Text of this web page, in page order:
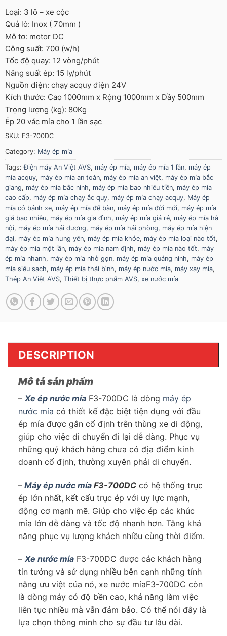
Loại: 3 lô – xe cộc
Quả lô: Inox ( 70mm )
Mô tơ: motor DC
Công suất: 700 (w/h)
Tốc độ quay: 12 vòng/phút
Năng suất ép: 15 ly/phút
Nguồn điện: chạy acquy điện 24V
Kích thước: Cao 1000mm x Rộng 1000mm x Dầy 500mm
Trọng lượng (kg): 80Kg
Ép 20 vác mía cho 1 lần sạc
SKU: F3-700DC
Category: Máy ép mía
Tags:Điện máy An Việt AVS, máy ép mía, máy ép mía 1 lần, máy ép
mía acquy, máy ép mía an toàn, máy ép mía an việt, máy ép mía bắc
giang, máy ép mía bắc ninh, máy ép mía bao nhiêu tiền, máy ép mía
cao cấp, máy ép mía chạy ắc quy, máy ép mía chạy acquy, Máy ép
mía có bánh xe, máy ép mía để bàn, máy ép mía đời mới, máy ép mía
giá bao nhiêu, máy ép mía gia đình, máy ép mía giá rẻ, máy ép mía hà
nội, máy ép mía hải dương, máy ép mía hải phòng, máy ép mía hiện
đại, máy ép mía hưng yên, máy ép mía khỏe, máy ép mía loại nào tốt,
máy ép mía một lần, máy ép mía nam định, máy ép mía nào tốt, máy
ép mía nhanh, máy ép mía nhỏ gọn, máy ép mía quảng ninh, máy ép
mía siêu sạch, máy ép mía thái bình, máy ép nước mía, máy xay mía,
Thép An Việt AVS, Thiết bị thực phẩm AVS, xe nước mía
DESCRIPTION
Mô tả sản phẩm
– Xe ép nước mía F3-700DC là dòng máy ép
nước mía có thiết kế đặc biệt tiện dụng với đầu
ép mía được gắn cố định trên thùng xe di động,
giúp cho việc di chuyển đi lại dễ dàng. Phục vụ
những quý khách hàng chưa có địa điểm kinh
doanh cố định, thường xuyên phải di chuyển.
– Máy ép nước mía F3-700DC có hệ thống trục
ép lớn nhất, kết cấu trục ép với uy lực mạnh,
động cơ mạnh mẽ. Giúp cho việc ép các khúc
mía lớn dễ dàng và tốc độ nhanh hơn. Tăng khả
năng phục vụ lượng khách nhiều cùng thời điểm.
– Xe nước mía F3-700DC được các khách hàng
tin tưởng và sử dụng nhiều bên cạnh những tính
năng ưu việt của nó, xe nước míaF3-700DC còn
là dòng máy có độ bền cao, khả năng làm việc
liên tục nhiều mà vẫn đảm bảo. Có thể nói đây là
lựa chọn thông minh cho sự đầu tư lâu dài.